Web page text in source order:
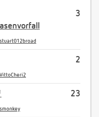
3
stuart012broad
2
VittoCheri2
23
smonkey